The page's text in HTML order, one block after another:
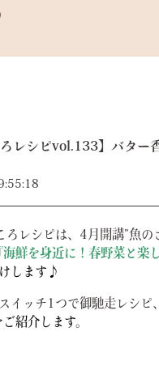
店舗情報
季節のこころレシ
公式ブログ
ろレシピvol.133】バター
ろレシピは、4月開講”魚の
海鮮を身近に！春野菜と楽
します♪
イッチ1つで御馳走レシピ、
ご紹介します。